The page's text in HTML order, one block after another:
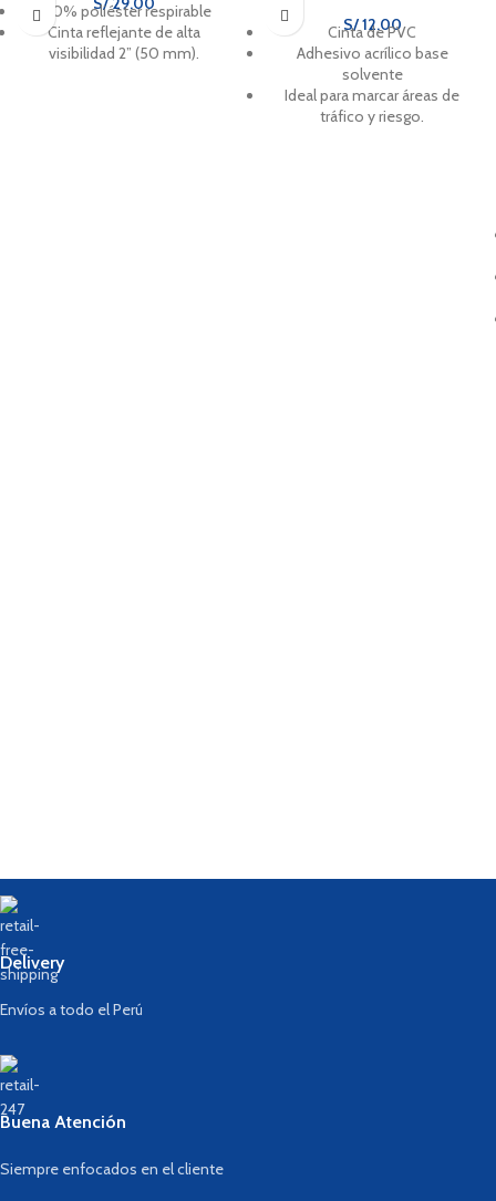
100% poliéster respirable
Cinta reflejante de alta
visibilidad 2” (50 mm).
S/12.00
Cinta de PVC
Adhesivo acrílico base
solvente
Ideal para marcar áreas de
tráfico y riesgo.
Delivery
Envíos a todo el Perú
Buena Atención
Siempre enfocados en el cliente